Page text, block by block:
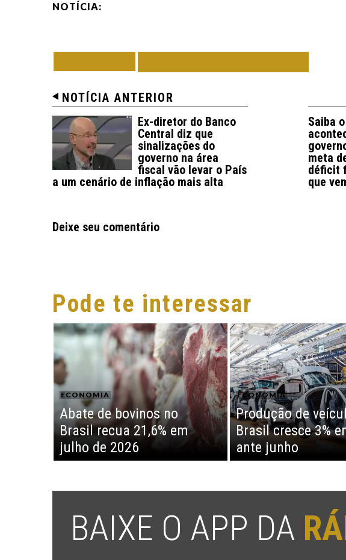
NOTÍCIA:
NOTÍCIA ANTERIOR
Ex-diretor do Banco
Central diz que
sinalizações do
governo na área
fiscal vão levar o País
a um cenário de inflação mais alta
Saiba
meta
déficit
que
Deixe seu comentário
Pode te interessar
ECONOMIA
Abate de bovinos no
Brasil recua 21,6% em
julho de 2026
ECONOMIA
Produção de
Brasil cresce 3%
ante junho
BAIXE O APP DA